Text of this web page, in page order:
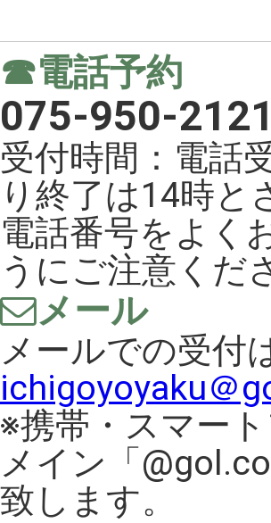
☎電話予約
075-950-2121
受付時間：電話
り終了は14時と
電話番号をよく
うにご注意くだ
メール
メールでの受付
ichigoyoyaku＠
※携帯・スマー
メイン「
致します。